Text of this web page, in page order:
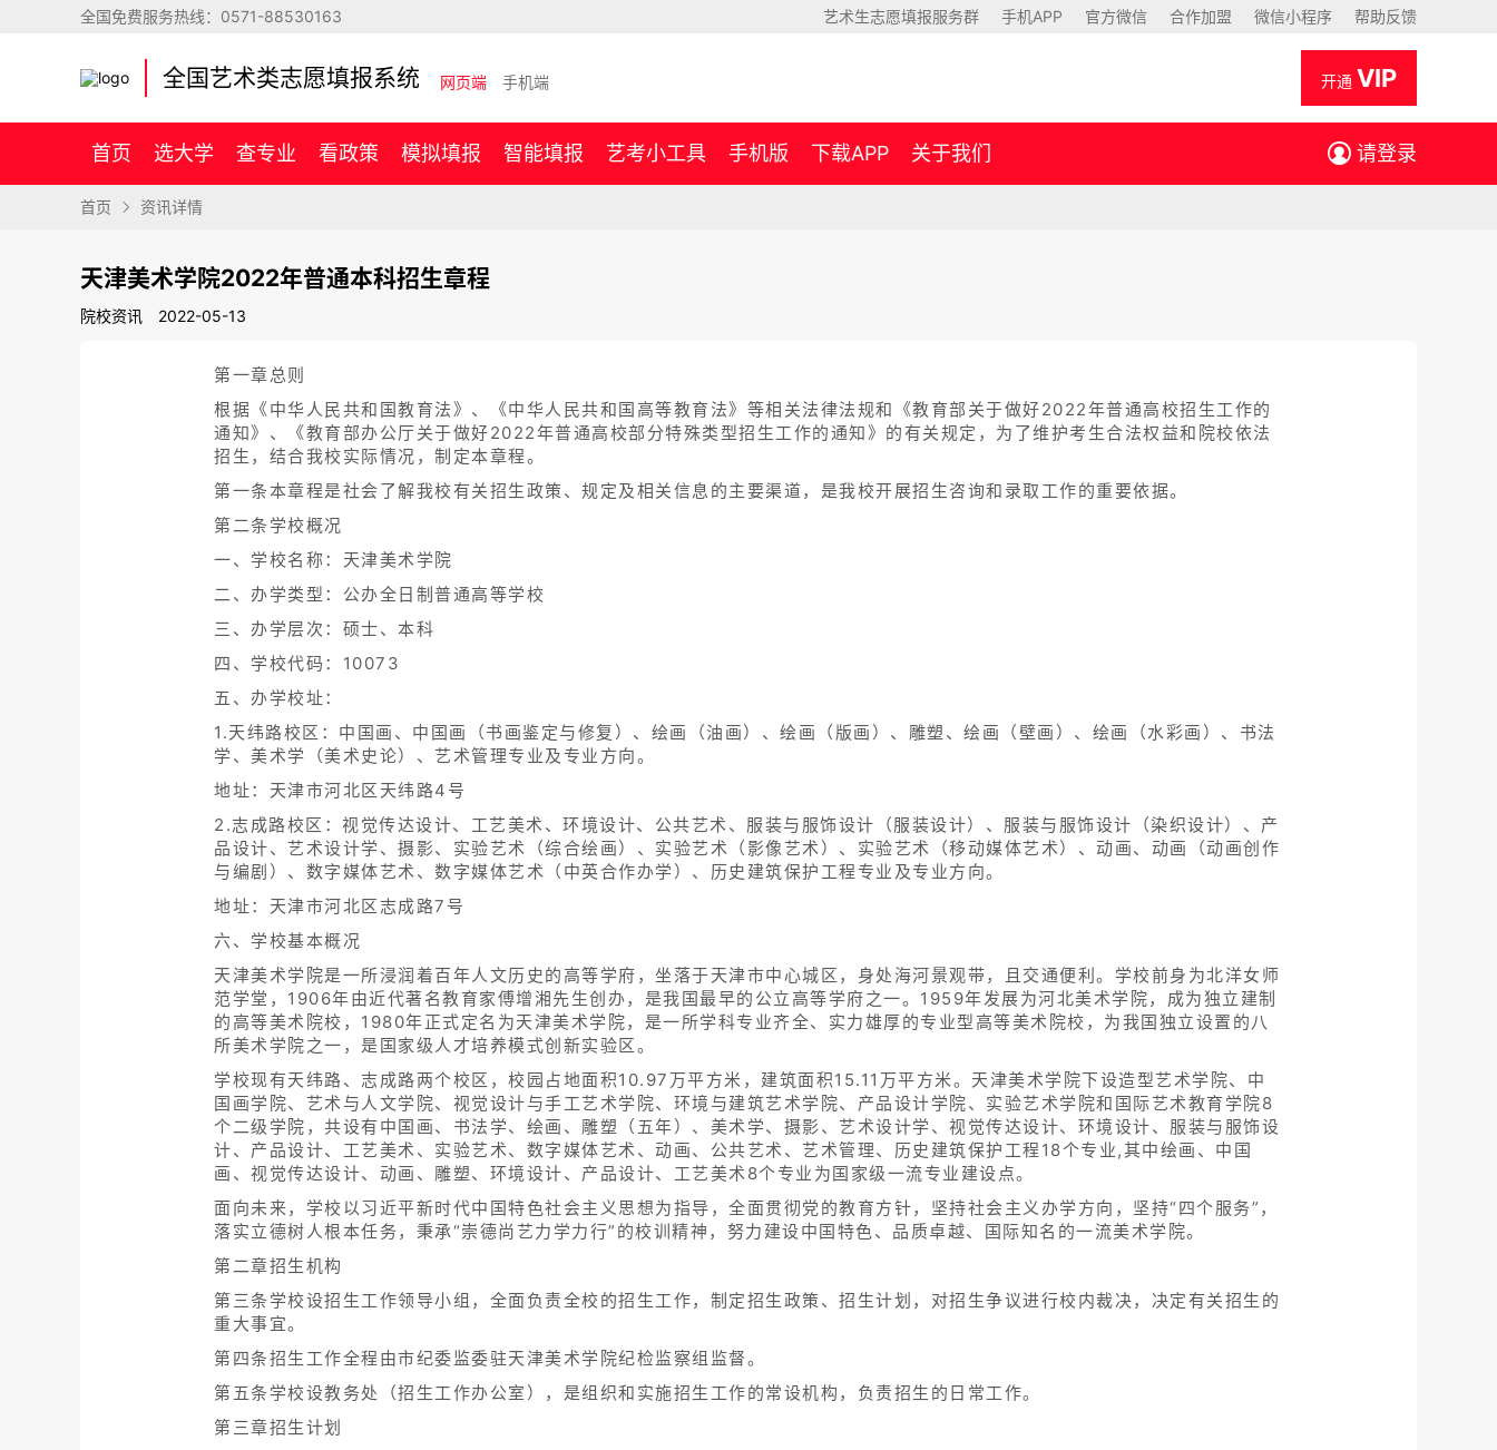
全国免费服务热线： 0571-88530163 艺术生志愿填报服务群 手机APP 官方微信 合作加盟 微信小程序 帮助反馈
全国艺术类志愿填报系统 网页端 手机端 开通 VIP
首页 选大学 查专业 看政策 模拟填报 智能填报 艺考小工具 手机版 下载APP 关于我们 请登录
首页 资讯详情
天津美术学院2022年普通本科招生章程
院校资讯 2022-05-13
第一章总则
根据《中华人民共和国教育法》、《中华人民共和国高等教育法》等相关法律法规和《教育部关于做好2022年普通高校招生工作的
通知》、《教育部办公厅关于做好2022年普通高校部分特殊类型招生工作的通知》的有关规定，为了维护考生合法权益和院校依法
招生，结合我校实际情况，制定本章程。
第一条本章程是社会了解我校有关招生政策、规定及相关信息的主要渠道，是我校开展招生咨询和录取工作的重要依据。
第二条学校概况
一、学校名称：天津美术学院
二、办学类型：公办全日制普通高等学校
三、办学层次：硕士、本科
四、学校代码：10073
五、办学校址：
1.天纬路校区：中国画、中国画（书画鉴定与修复）、绘画（油画）、绘画（版画）、雕塑、绘画（壁画）、绘画（水彩画）、书法
学、美术学（美术史论）、艺术管理专业及专业方向。
地址：天津市河北区天纬路4号
2.志成路校区：视觉传达设计、工艺美术、环境设计、公共艺术、服装与服饰设计（服装设计）、服装与服饰设计（染织设计）、产
品设计、艺术设计学、摄影、实验艺术（综合绘画）、实验艺术（影像艺术）、实验艺术（移动媒体艺术）、动画、动画（动画创作
与编剧）、数字媒体艺术、数字媒体艺术（中英合作办学）、历史建筑保护工程专业及专业方向。
地址：天津市河北区志成路7号
六、学校基本概况
天津美术学院是一所浸润着百年人文历史的高等学府，坐落于天津市中心城区，身处海河景观带，且交通便利。学校前身为北洋女师
范学堂，1906年由近代著名教育家傅增湘先生创办，是我国最早的公立高等学府之一。1959年发展为河北美术学院，成为独立建制
的高等美术院校，1980年正式定名为天津美术学院，是一所学科专业齐全、实力雄厚的专业型高等美术院校，为我国独立设置的八
所美术学院之一，是国家级人才培养模式创新实验区。
学校现有天纬路、志成路两个校区，校园占地面积10.97万平方米，建筑面积15.11万平方米。天津美术学院下设造型艺术学院、中
国画学院、艺术与人文学院、视觉设计与手工艺术学院、环境与建筑艺术学院、产品设计学院、实验艺术学院和国际艺术教育学院8
个二级学院，共设有中国画、书法学、绘画、雕塑（五年）、美术学、摄影、艺术设计学、视觉传达设计、环境设计、服装与服饰设
计、产品设计、工艺美术、实验艺术、数字媒体艺术、动画、公共艺术、艺术管理、历史建筑保护工程18个专业,其中绘画、中国
画、视觉传达设计、动画、雕塑、环境设计、产品设计、工艺美术8个专业为国家级一流专业建设点。
面向未来，学校以习近平新时代中国特色社会主义思想为指导，全面贯彻党的教育方针，坚持社会主义办学方向，坚持“四个服务”，
落实立德树人根本任务，秉承“崇德尚艺力学力行”的校训精神，努力建设中国特色、品质卓越、国际知名的一流美术学院。
第二章招生机构
第三条学校设招生工作领导小组，全面负责全校的招生工作，制定招生政策、招生计划，对招生争议进行校内裁决，决定有关招生的
重大事宜。
第四条招生工作全程由市纪委监委驻天津美术学院纪检监察组监督。
第五条学校设教务处（招生工作办公室），是组织和实施招生工作的常设机构，负责招生的日常工作。
第三章招生计划